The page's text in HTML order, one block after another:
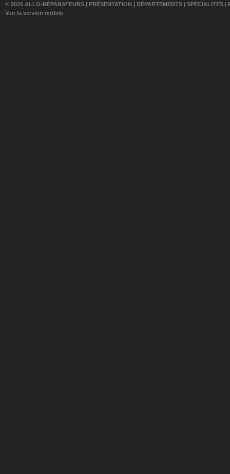
© 2026 ALLO-RÉPARATEURS | PRÉSENTATION | DÉPARTEMENTS | SPÉCIALITÉS |
Voir la version mobile